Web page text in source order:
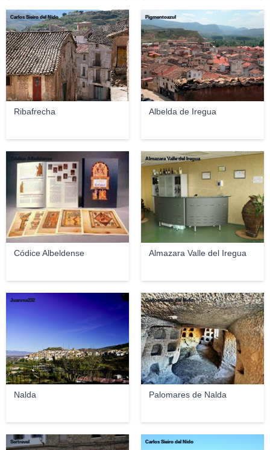
Ribafrecha
Carlos Sieiro del Nido
Albelda de Iregua
Pigmentoazul
Códice Albeldense
Códice Albeldense
Almazara Valle del Iregua
Almazara Valle del Iregua
Nalda
Juanma232
Palomares de Nalda
Carlos Sieiro del Nido
Sertrevel Carlos Sieiro del Nido